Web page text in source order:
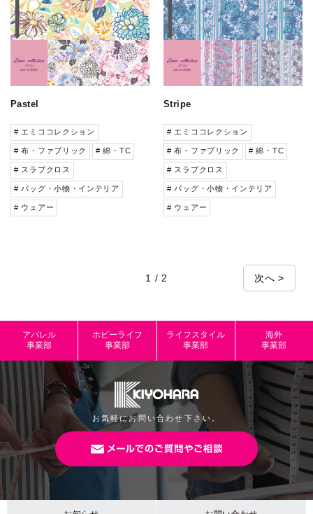
Pastel
# エミココレクション
# 布・ファブリック # 綿・TC
# スラブクロス
# バッグ・小物・インテリア
# ウェアー
Stripe
# エミココレクション
# 布・ファブリック # 綿・TC
# スラブクロス
# バッグ・小物・インテリア
# ウェアー
1 / 2 次へ >
アパレル
事業部
ホビーライフ
事業部
ライフスタイル
事業部
海外
事業部
お気軽にお問い合わせ下さい。